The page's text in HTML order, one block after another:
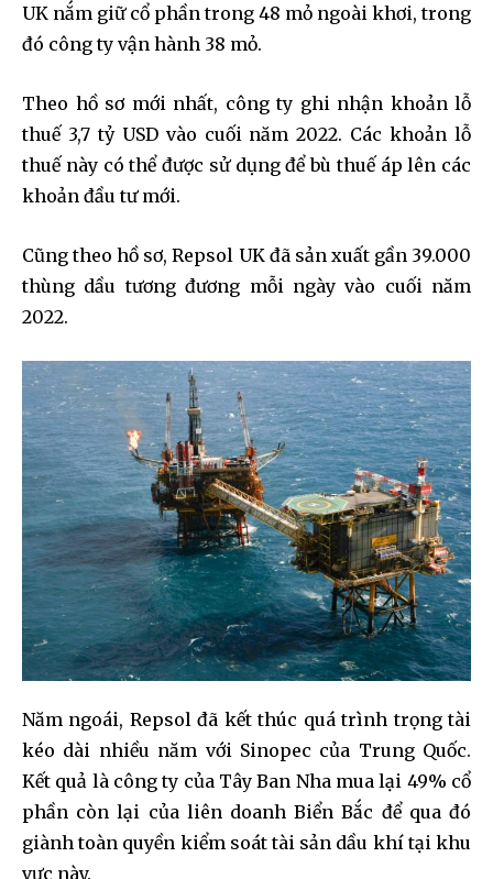
UK nắm giữ cổ phần trong 48 mỏ ngoài khơi, trong
đó công ty vận hành 38 mỏ.
Theo hồ sơ mới nhất, công ty ghi nhận khoản lỗ
thuế 3,7 tỷ USD vào cuối năm 2022. Các khoản lỗ
thuế này có thể được sử dụng để bù thuế áp lên các
khoản đầu tư mới.
Cũng theo hồ sơ, Repsol UK đã sản xuất gần 39.000
thùng dầu tương đương mỗi ngày vào cuối năm
2022.
Năm ngoái, Repsol đã kết thúc quá trình trọng tài
kéo dài nhiều năm với Sinopec của Trung Quốc.
Kết quả là công ty của Tây Ban Nha mua lại 49% cổ
phần còn lại của liên doanh Biển Bắc để qua đó
giành toàn quyền kiểm soát tài sản dầu khí tại khu
vực này.